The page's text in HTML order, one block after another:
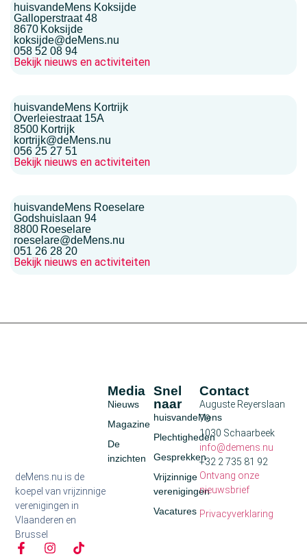
huisvandeMens Koksijde
Galloperstraat 48
8670 Koksijde
koksijde@deMens.nu
058 52 08 94
Bekijk nieuws en activiteiten
huisvandeMens Kortrijk
Overleiestraat 15A
8500 Kortrijk
kortrijk@deMens.nu
056 25 27 51
Bekijk nieuws en activiteiten
huisvandeMens Roeselare
Godshuislaan 94
8800 Roeselare
roeselare@deMens.nu
051 26 28 20
Bekijk nieuws en activiteiten
deMens.nu is de
koepel van vrijzinnige
verenigingen in
Vlaanderen en
Brussel
Snel
naar
huisvandeMens
Plechtigheden
Gesprekken
Vrijzinnige
verenigingen
Vacatures
Media
Nieuws
Magazine
De
inzichten
Contact
Auguste Reyerslaan
70
1030 Schaarbeek
info@demens.nu
+32 2 735 81 92
Ontvang onze
nieuwsbrief
Privacyverklaring